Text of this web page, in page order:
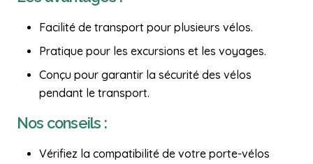
Facilité de transport pour plusieurs vélos.
Pratique pour les excursions et les voyages.
Conçu pour garantir la sécurité des vélos
pendant le transport.
Nos conseils :
Vérifiez la compatibilité de votre porte-vélos